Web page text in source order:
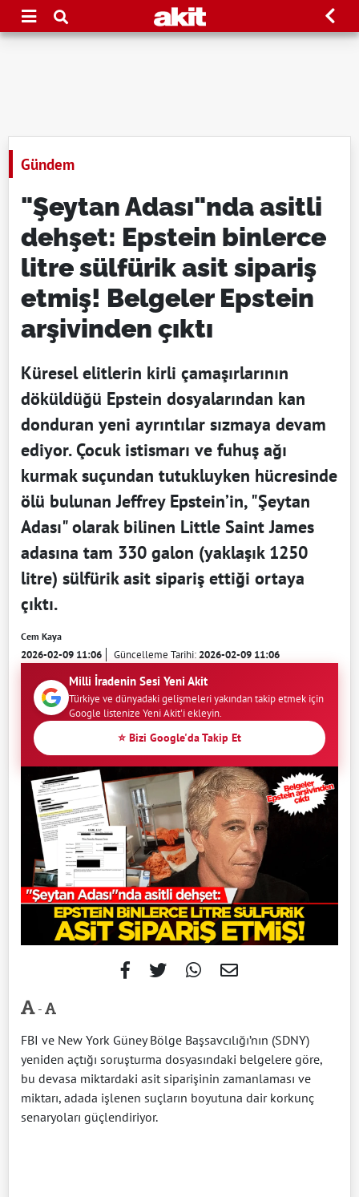
Gündem
"Şeytan Adası"nda asitli
dehşet: Epstein binlerce
litre sülfürik asit sipariş
etmiş! Belgeler Epstein
arşivinden çıktı
Küresel elitlerin kirli çamaşırlarının
döküldüğü Epstein dosyalarından kan
donduran yeni ayrıntılar sızmaya devam
ediyor. Çocuk istismarı ve fuhuş ağı
kurmak suçundan tutukluyken hücresinde
ölü bulunan Jeffrey Epstein’in, "Şeytan
Adası" olarak bilinen Little Saint James
adasına tam 330 galon (yaklaşık 1250
litre) sülfürik asit sipariş ettiği ortaya
çıktı.
Cem Kaya
2026-02-09 11:06 Güncelleme Tarihi:2026-02-09 11:06
Milli İradenin Sesi Yeni Akit
Türkiye ve dünyadaki gelişmeleri yakından takip etmek için
Google listenize Yeni Akit'i ekleyin.
⭐ Bizi Google'da Takip Et
-
FBI ve New York Güney Bölge Başsavcılığı’nın (SDNY)
yeniden açtığı soruşturma dosyasındaki belgelere göre,
bu devasa miktardaki asit siparişinin zamanlaması ve
miktarı, adada işlenen suçların boyutuna dair korkunç
senaryoları güçlendiriyor.